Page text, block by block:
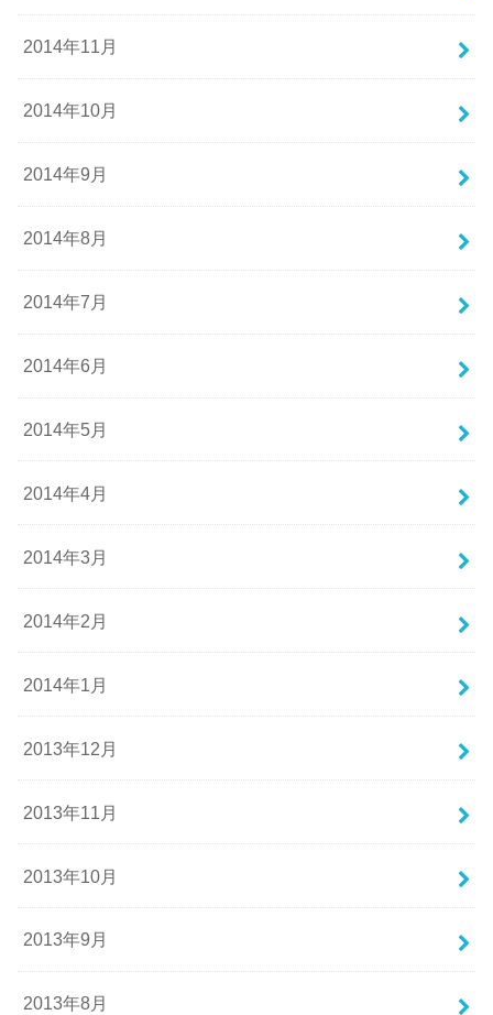
2014年11月
2014年10月
2014年9月
2014年8月
2014年7月
2014年6月
2014年5月
2014年4月
2014年3月
2014年2月
2014年1月
2013年12月
2013年11月
2013年10月
2013年9月
2013年8月